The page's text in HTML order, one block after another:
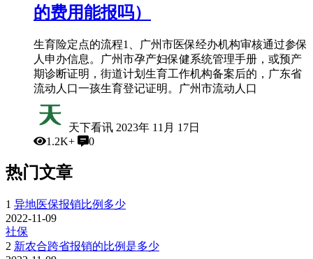
的费用能报吗）
生育险定点的流程1、广州市医保经办机构审核通过参保
人申办信息。广州市孕产妇保健系统管理手册，或预产
期诊断证明，街道计划生育工作机构备案后的，广东省
流动人口一孩生育登记证明。广州市流动人口
天下看讯 2023年 11月 17日
1.2K+
0
热门文章
1 异地医保报销比例多少
2022-11-09
社保
2 新农合跨省报销的比例是多少